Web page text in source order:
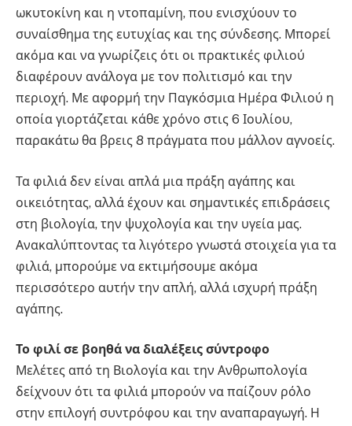
ωκυτοκίνη και η ντοπαμίνη, που ενισχύουν το
συναίσθημα της ευτυχίας και της σύνδεσης. Μπορεί
ακόμα και να γνωρίζεις ότι οι πρακτικές φιλιού
διαφέρουν ανάλογα με τον πολιτισμό και την
περιοχή. Με αφορμή την Παγκόσμια Ημέρα Φιλιού η
οποία γιορτάζεται κάθε χρόνο στις 6 Ιουλίου,
παρακάτω θα βρεις 8 πράγματα που μάλλον αγνοείς.
Τα φιλιά δεν είναι απλά μια πράξη αγάπης και
οικειότητας, αλλά έχουν και σημαντικές επιδράσεις
στη βιολογία, την ψυχολογία και την υγεία μας.
Ανακαλύπτοντας τα λιγότερο γνωστά στοιχεία για τα
φιλιά, μπορούμε να εκτιμήσουμε ακόμα
περισσότερο αυτήν την απλή, αλλά ισχυρή πράξη
αγάπης.
Το φιλί σε βοηθά να διαλέξεις σύντροφο
Μελέτες από τη Βιολογία και την Ανθρωπολογία
δείχνουν ότι τα φιλιά μπορούν να παίζουν ρόλο
στην επιλογή συντρόφου και την αναπαραγωγή. Η